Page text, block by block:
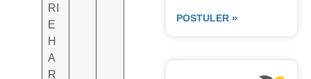
RI
E
H
A
R
POSTULER »